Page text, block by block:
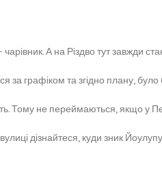
А на Різдво тут завжди
за графіком та згідно плану, було
Тому не переймаються, якщо у
дізнайтеся, куди зник